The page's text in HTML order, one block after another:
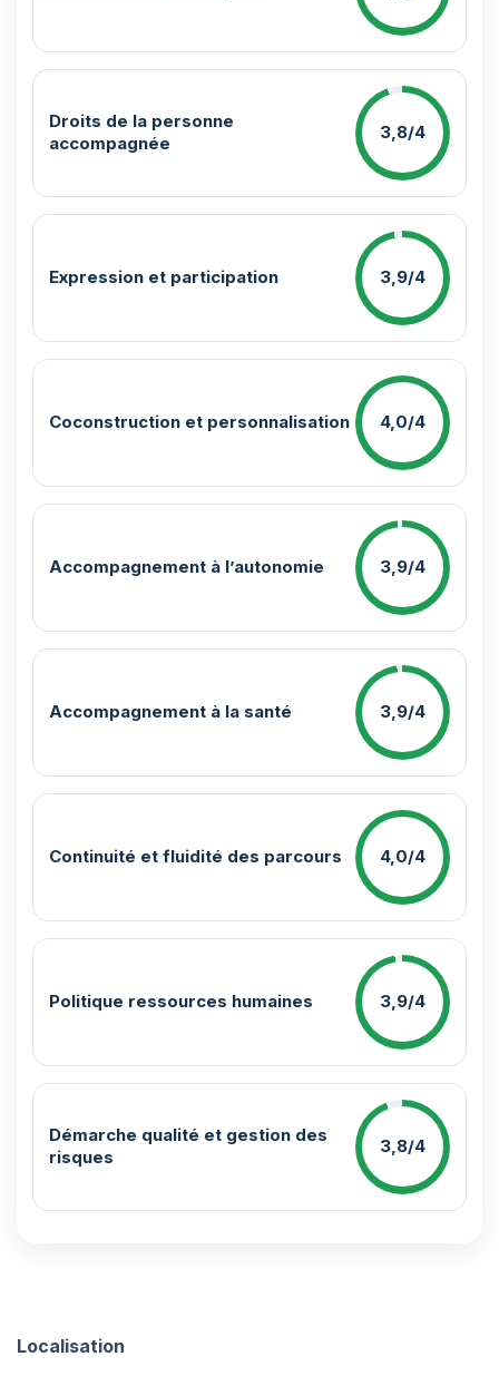
Droits de la personne
accompagnée
3,8/4
Expression et participation 3,9/4
Coconstruction et personnalisation 4,0/4
Accompagnement à l’autonomie 3,9/4
Accompagnement à la santé 3,9/4
Continuité et fluidité des parcours 4,0/4
Politique ressources humaines 3,9/4
Démarche qualité et gestion des
risques
3,8/4
Localisation